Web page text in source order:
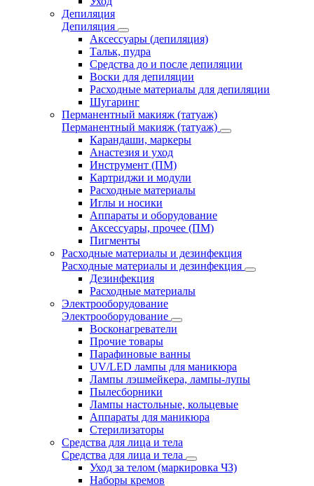
Депиляция
Депиляция
Аксессуары (депиляция)
Тальк, пудра
Средства до и после депиляции
Воски для депиляции
Расходные материалы для депиляции
Шугаринг
Перманентный макияж (татуаж)
Перманентный макияж (татуаж)
Карандаши, маркеры
Анастезия и уход
Инструмент (ПМ)
Картриджи и модули
Расходные материалы
Иглы и носики
Аппараты и оборудование
Аксессуары, прочее (ПМ)
Пигменты
Расходные материалы и дезинфекция
Расходные материалы и дезинфекция
Дезинфекция
Расходные материалы
Электрооборудование
Электрооборудование
Восконагреватели
Прочие товары
Парафиновые ванны
UV/LED лампы для маникюра
Лампы лэшмейкера, лампы-лупы
Пылесборники
Лампы настольные, кольцевые
Аппараты для маникюра
Стерилизаторы
Средства для лица и тела
Средства для лица и тела
Уход за телом (маркировка ЧЗ)
Наборы кремов